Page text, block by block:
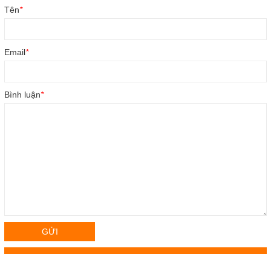
Tên*
Email*
Bình luận*
GỬI